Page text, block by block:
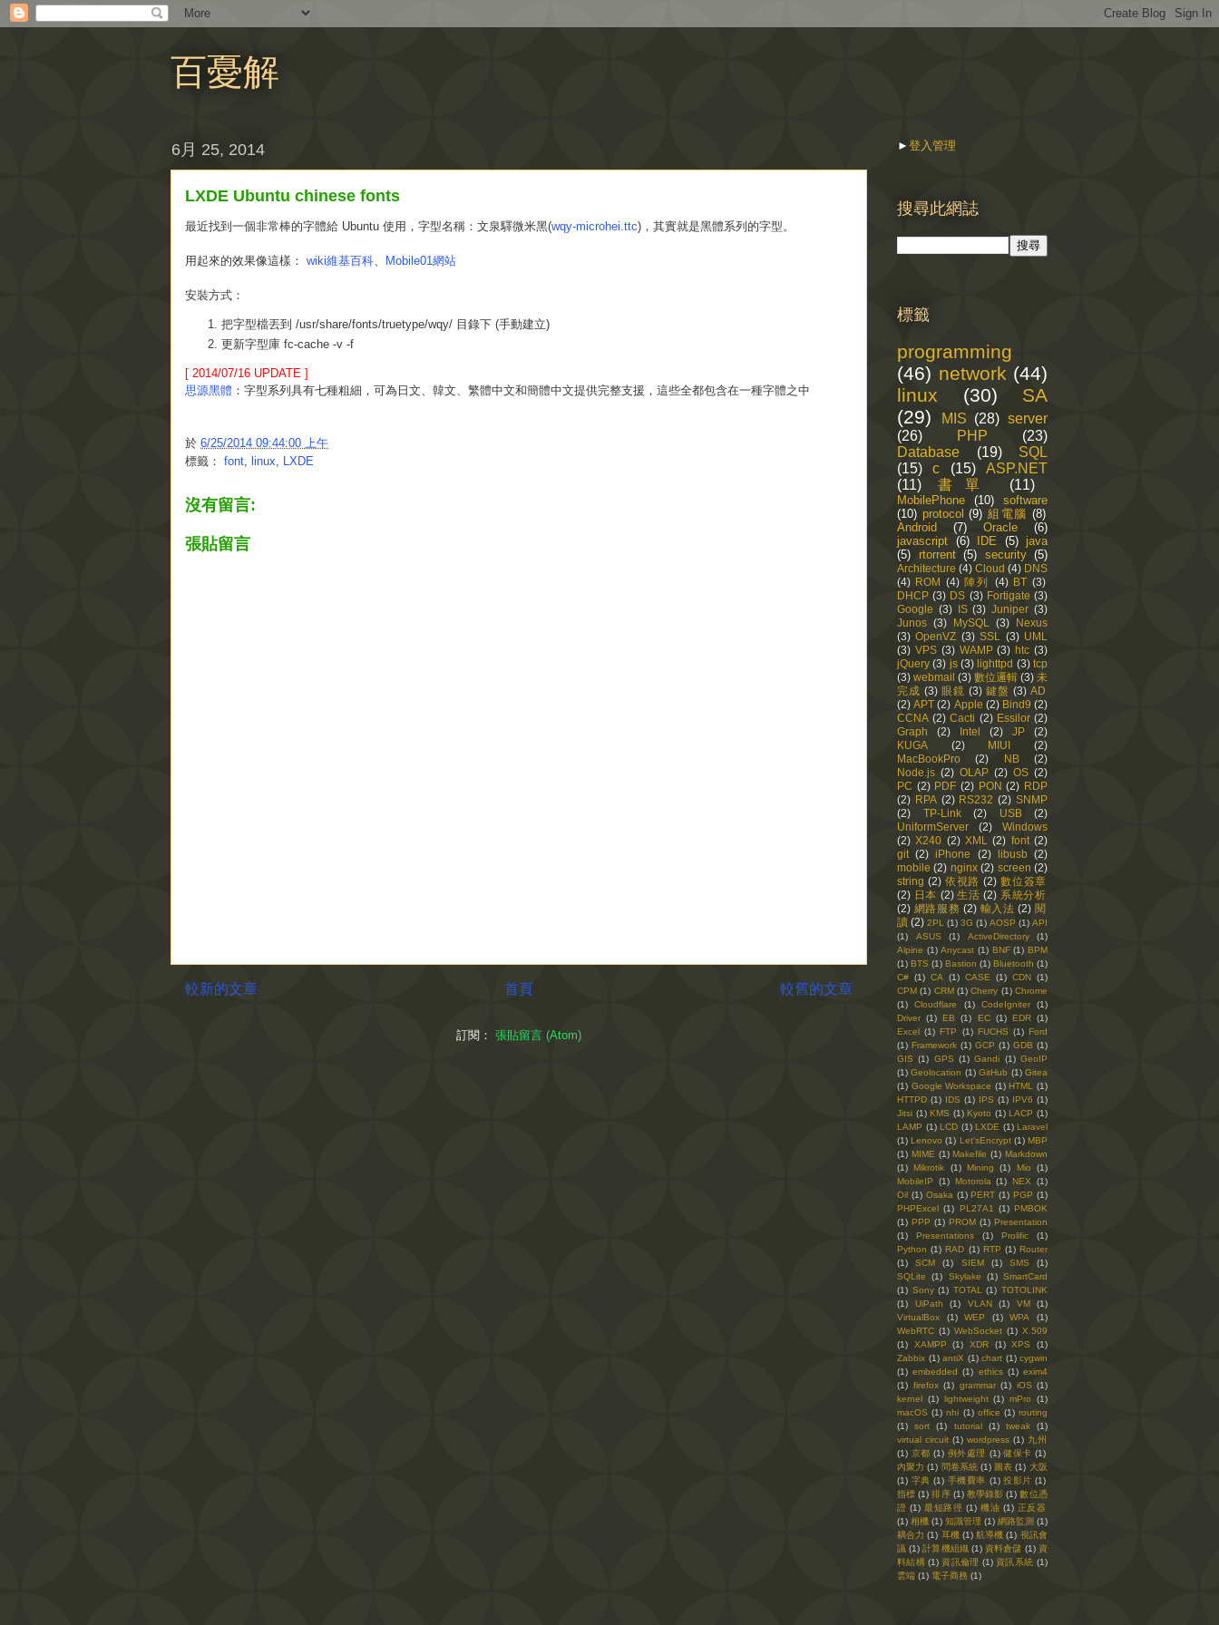
百憂解
6月 25, 2014
LXDE Ubuntu chinese fonts
最近找到一個非常棒的字體給 Ubuntu 使用，字型名稱：文泉驛微米黑(wqy-microhei.ttc)，其實就是黑體系列的字型。
用起來的效果像這樣： wiki維基百科、 Mobile01網站
安裝方式：
把字型檔丟到 /usr/share/fonts/truetype/wqy/ 目錄下 (手動建立)
更新字型庫 fc-cache -v -f
[ 2014/07/16 UPDATE ]
思源黑體 ：字型系列具有七種粗細，可為日文、韓文、繁體中文和簡體中文提供完整支援，這些全都包含在一種字體之中
於 6/25/2014 09:44:00 上午
標籤： font linux LXDE
沒有留言:
張貼留言
較新的文章 較舊的文章
首頁
訂閱： 張貼留言 (Atom)
► 登入管理
搜尋此網誌
標籤
programming
(46) network (44)
linux
(30)
SA
(29)
MIS (28) server
(26)
PHP
(23)
Database
(19)
SQL
(15)
c (15)
ASP.NET
(11)
書單 (11)
MobilePhone (10)
software
(10) protocol (9) 組電腦 (8)
Android
(7) Oracle
(6)
javascript (6) IDE (5)
java
(5) rtorrent (5) security (5)
Architecture (4) Cloud (4) DNS
(4) ROM (4) 陣列 (4) BT (3)
DHCP (3) DS (3) Fortigate (3)
Google (3) IS (3) Juniper (3)
Junos (3) MySQL (3)
Nexus
(3) OpenVZ (3) SSL (3) UML
(3) VPS (3) WAMP (3) htc (3)
jQuery (3) js (3) lighttpd (3) tcp
(3) webmail (3) 數位邏輯 (3) 未
完成 (3) 眼鏡 (3) 鍵盤 (3) AD
(2) APT (2) Apple (2) Bind9 (2)
CCNA (2) Cacti (2) Essilor (2)
Graph
(2) Intel (2) JP
(2)
KUGA
(2) MIUI
(2)
MacBookPro
(2) NB
(2)
Node.js (2) OLAP (2) OS (2)
PC (2) PDF (2) PON (2) RDP
(2) RPA (2) RS232 (2) SNMP
(2)
TP-Link (2) USB
(2)
UniformServer
(2)
Windows
(2) X240 (2) XML (2) font (2)
git (2) iPhone (2) libusb
(2)
mobile (2) nginx (2) screen (2)
string (2) 依視路 (2) 數位簽章
(2) 日本 (2) 生活 (2) 系統分析
(2) 網路服務 (2) 輸入法 (2) 閱
讀 (2) 2PL (1) 3G (1) AOSP (1) API
(1)
ASUS (1) ActiveDirectory
(1)
Alpine (1) Anycast (1) BNF (1) BPM
(1) BTS (1) Bastion (1) Bluetooth (1)
C# (1) CA (1) CASE (1) CDN (1)
CPM (1) CRM (1) Cherry (1) Chrome
(1)
Cloudflare (1) CodeIgniter
(1)
Driver (1) EB (1) EC (1) EDR (1)
Excel (1) FTP (1) FUCHS (1) Ford
(1) Framework (1) GCP (1) GDB (1)
GIS (1) GPS (1) Gandi (1) GeoIP
(1) Geolocation (1) GitHub (1) Gitea
(1) Google Workspace (1) HTML
(1)
HTTPD (1) IDS (1) IPS (1) IPV6 (1)
Jitsi (1) KMS (1) Kyoto (1) LACP (1)
LAMP (1) LCD (1) LXDE (1) Laravel
(1) Lenovo (1) Let'sEncrypt (1) MBP
(1) MIME (1) Makefile (1) Markdown
(1)
Mikrotik (1) Mining (1) Mio
(1)
MobileIP
(1) Motorola (1) NEX
(1)
Oil (1) Osaka (1) PERT (1) PGP (1)
PHPExcel (1) PL27A1 (1) PMBOK
(1) PPP (1) PROM (1) Presentation
(1)
Presentations (1) Prolific
(1)
Python (1) RAD (1) RTP (1) Router
(1)
SCM (1) SIEM (1) SMS
(1)
SQLite
(1) Skylake (1) SmartCard
(1) Sony (1) TOTAL (1) TOTOLINK
(1)
UiPath (1) VLAN (1) VM
(1)
VirtualBox
(1) WEP (1) WPA
(1)
WebRTC (1) WebSocket (1) X.509
(1)
XAMPP (1) XDR (1) XPS
(1)
Zabbix (1) antiX (1) chart (1) cygwin
(1) embedded (1) ethics (1) exim4
(1) firefox (1) grammar (1) iOS (1)
kernel (1) lightweight (1) mPro
(1)
macOS (1) nhi (1) office (1) routing
(1)
sort (1) tutorial (1) tweak
(1)
virtual circuit (1) wordpress (1) 九州
(1) 京都 (1) 例外處理 (1) 健保卡 (1)
內聚力 (1) 問卷系統 (1) 圖表 (1) 大阪
(1) 字典 (1) 手機費率 (1) 投影片 (1)
指標 (1) 排序 (1) 教學錄影 (1) 數位憑
證 (1) 最短路徑 (1) 機油 (1) 正反器
(1) 相機 (1) 知識管理 (1) 網路監測 (1)
耦合力 (1) 耳機 (1) 航導機 (1) 視訊會
議 (1) 計算機組織 (1) 資料倉儲 (1) 資
料結構 (1) 資訊倫理 (1) 資訊系統 (1)
雲端 (1) 電子商務 (1)